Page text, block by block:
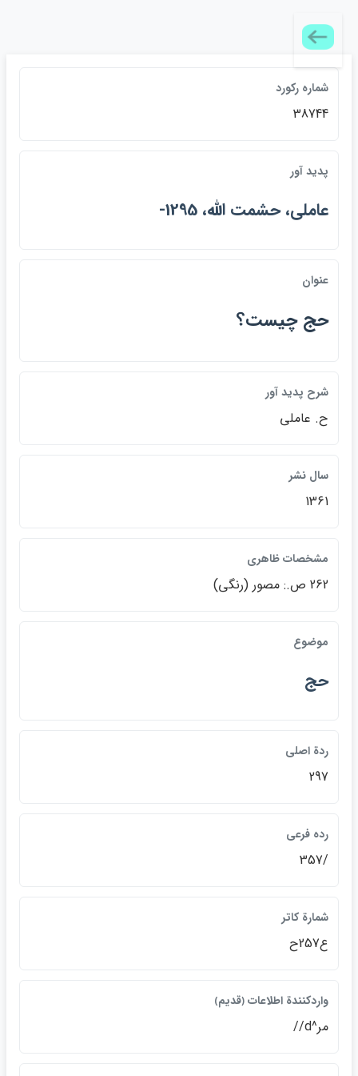
شماره ركورد
38744
پديد آور
عاملي، حشمت الله، 1295-
عنوان
حج چيست؟
شرح پديد آور
ح. عاملي
سال نشر
1361
مشخصات ظاهري
262 ص.: مصور (رنگي)
موضوع
حج
ردة اصلي
297
رده فرعي
/357
شمارة كاتر
ع257ح
واردكنندة اطلاعات ﴿قديم﴾
مر^d//